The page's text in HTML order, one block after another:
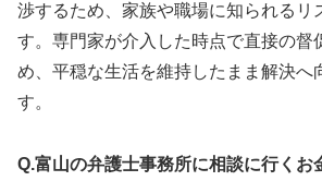
渉するため、家族や職場に知られるリ
す。専門家が介入した時点で直接の督
め、平穏な生活を維持したまま解決へ
す。
Q.富山の弁護士事務所に相談に行くお